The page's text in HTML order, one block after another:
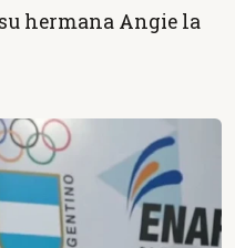
hermana Angie la